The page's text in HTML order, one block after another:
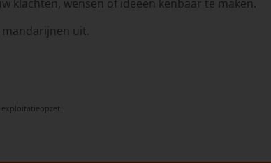
klachten, wensen of ideeen kenbaar te maken.
mandarijnen uit.